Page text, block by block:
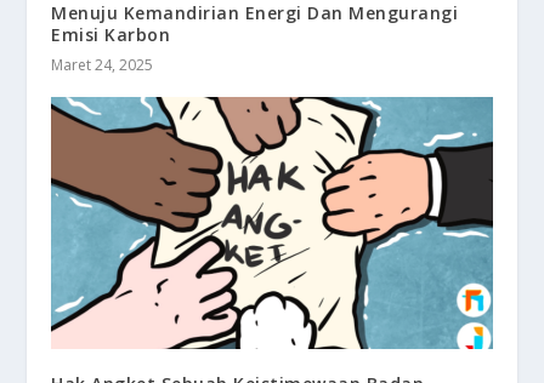
Menuju Kemandirian Energi Dan Mengurangi
Emisi Karbon
Maret 24, 2025